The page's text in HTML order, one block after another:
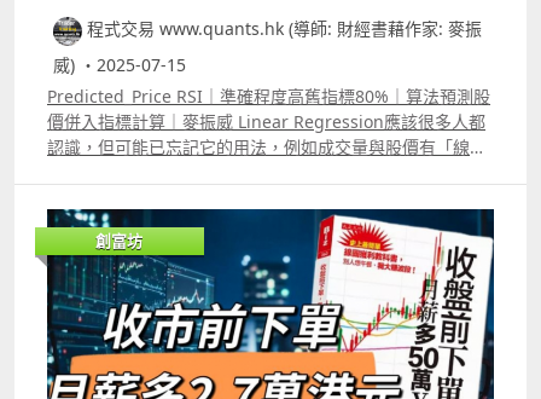
程式交易 www.quants.hk (導師: 財經書藉作家: 麥振
威) ・2025-07-15
Predicted_Price RSI｜準確程度高舊指標80%｜算法預測股
價併入指標計算｜麥振威 Linear Regression應該很多人都
認識，但可能已忘記它的用法，例如成交量與股價有「線性
價」來計算，例如RSI，在Trading View的寫法十分簡單
RSI=ta.rsiclose, 14，就係代表用收市價去計算指標，也有
些人會用最高價或者最低價去替代收市價，又或用「最高
價、最低價同收市價三個價」的平均數來替代收市價，但這
種改良方法效果不會太好。 不過，若用Linear Regression
預測的股價來計算RSI，會發現有八成既時間改良版都會比
原本的RSI更準確。 這段影片的留言區已有用富途寫指標平
創富坊